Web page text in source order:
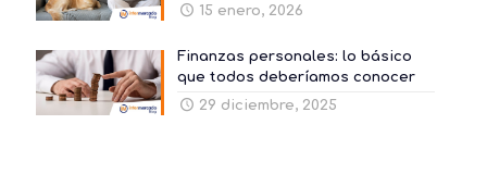
15 enero, 2026
Finanzas personales: lo básico
que todos deberíamos conocer
29 diciembre, 2025